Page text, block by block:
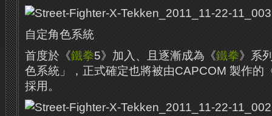
自定角色系統
首度於《鐵拳5》加入、且逐漸成為《鐵拳》系
色系統」，正式確定也將被由CAPCOM 製作的
採用。